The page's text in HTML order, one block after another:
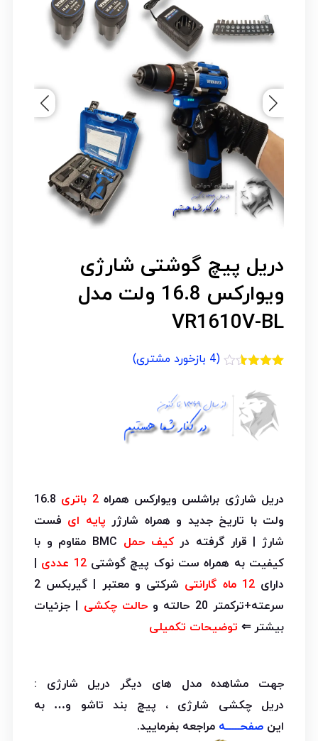
دریل پیچ گوشتی شارژی
ویوارکس 16.8 ولت مدل
VR1610V-BL
5 در
امتیازدهی
مشتری
(
4 بازخورد مشتری)
دریل شارژی براشلس ویوارکس همراه2 باتری
16.8
ولت با تاریخ جدید و همراه شارژر پایه ای فست
شارژ | قرار گرفته در کیف حمل
BMC مقاوم و با
کیفیت به همراه ست نوک پیچ گوشتی 12 عددی
دارای12 ماه گارانتی
شرکتی و معتبر | گیربکس 2
سرعته+ترکمتر 20 حالته و
حالت چکشی | جزئیات
بیشتر ⇐ توضیحات تکمیلی
جهت مشاهده مدل های دیگر دریل شارژی :
دریل چکشی شارژی ، پیچ بند تاشو و… به
این صفحـــــه مراجعه بفرمایید.